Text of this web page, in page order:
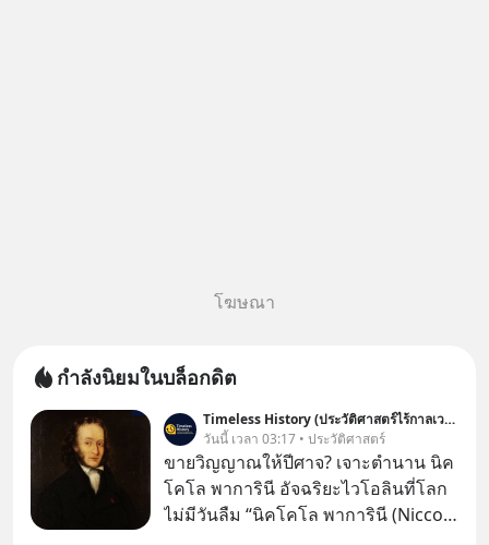
โฆษณา
กำลังนิยมในบล็อกดิต
Timeless History (ประวัติศาสตร์ไร้กาลเวลา)
วันนี้ เวลา 03:17 • ประวัติศาสตร์
ขายวิญญาณให้ปีศาจ? เจาะตำนาน นิค
โคโล พาการินี อัจฉริยะไวโอลินที่โลก
ไม่มีวันลืม “นิคโคโล พาการินี (Niccolò